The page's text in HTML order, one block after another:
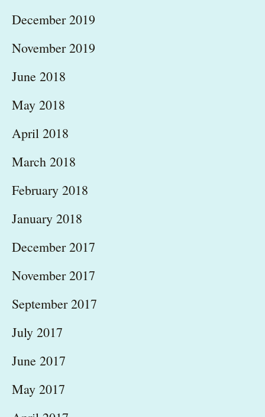
December 2019
November 2019
June 2018
May 2018
April 2018
March 2018
February 2018
January 2018
December 2017
November 2017
September 2017
July 2017
June 2017
May 2017